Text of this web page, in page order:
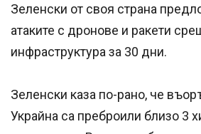
Зеленски от своя страна
атаките с дронове и ракети
инфраструктура за 30 дни.
Зеленски каза по-рано, че
Украйна са преброили близо 3